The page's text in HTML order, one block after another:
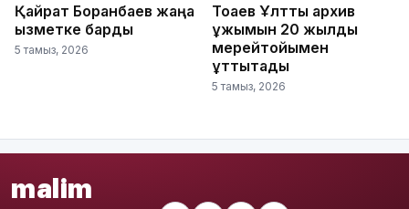
Қайрат Боранбаев жаңа
қызметке барды
5 тамыз, 2026
Тоқаев Ұлттық архив
ұжымын 20 жылдық
мерейтойымен
құттықтады
5 тамыз, 2026
malim